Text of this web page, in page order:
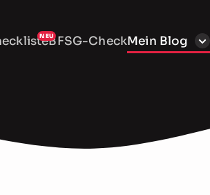
BFSG-CheckMein Blog